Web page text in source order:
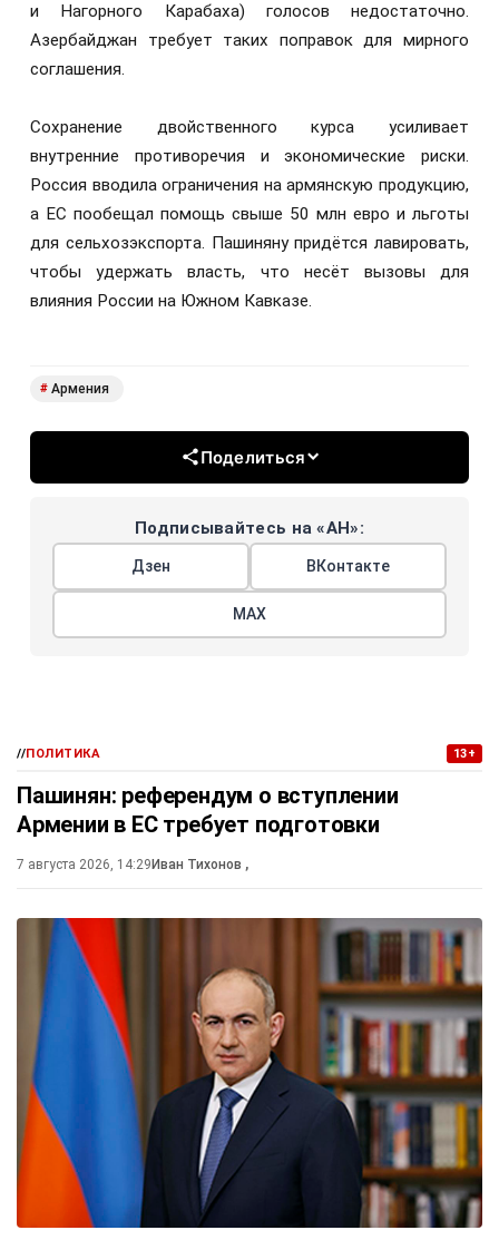
и Нагорного Карабаха) голосов недостаточно.
Азербайджан требует таких поправок для мирного
соглашения.
Сохранение двойственного курса усиливает
внутренние противоречия и экономические риски.
Россия вводила ограничения на армянскую продукцию,
а ЕС пообещал помощь свыше 50 млн евро и льготы
для сельхозэкспорта. Пашиняну придётся лавировать,
чтобы удержать власть, что несёт вызовы для
влияния России на Южном Кавказе.
# Армения
Поделиться
Подписывайтесь на «АН»:
Дзен ВКонтакте
МАХ
//ПОЛИТИКА 13+
Пашинян: референдум о вступлении
Армении в ЕС требует подготовки
7 августа 2026, 14:29Иван Тихонов ,